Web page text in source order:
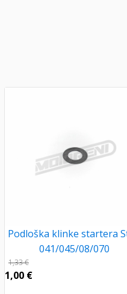
Podloška klinke startera
041/045/08/070
1,33€
1,00 €